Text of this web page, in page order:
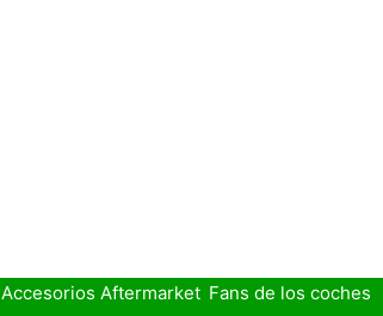
Accesorios Aftermarket Fans de los coches